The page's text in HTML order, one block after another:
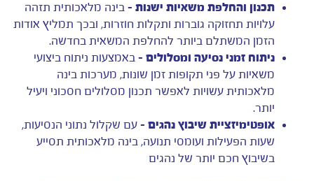
תכנון והחלפת משאיות ישנות – בינה מלאכותית תזהה
עלויות תחזוקה גוברות ותקלות חוזרות, ובכך תמליץ אודות
הזמן המשתלם ביותר להחלפת המשאית בחדשה.
ניתוח זמני נסיעה ומסלולים – באמצעות ניתוח ביצועי
משאיות על פני תקופות זמן שונות, מערכות בינה
מלאכותית עשויות לאפשר תכנון מסלולים חסכוני ויעיל
יותר.
אופטימיזציית שיבוץ נהגים – עם שקלול נתוני הנסיעות,
שעות הפעילות ועומסי תנועה, בינה מלאכותית תסייע
בשיבוץ חכם יותר של נהגים